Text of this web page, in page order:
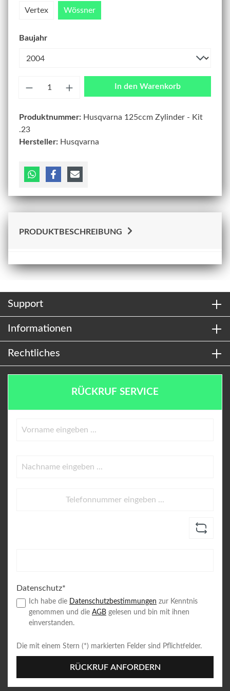
Vertex Wössner
Baujahr
In den Warenkorb
Produktnummer: Husqvarna 125ccm Zylinder - Kit
.23
Hersteller: Husqvarna
PRODUKTBESCHREIBUNG
Support
Informationen
Rechtliches
RÜCKRUF SERVICE
Datenschutz*
Ich habe die Datenschutzbestimmungen zur Kenntnis
genommen und die AGB gelesen und bin mit ihnen
einverstanden.
Die mit einem Stern (*) markierten Felder sind Pflichtfelder.
RÜCKRUF ANFORDERN